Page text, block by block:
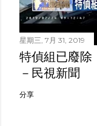
星期三, 7月 31, 2019
特偵組已廢除
－民視新聞
分享